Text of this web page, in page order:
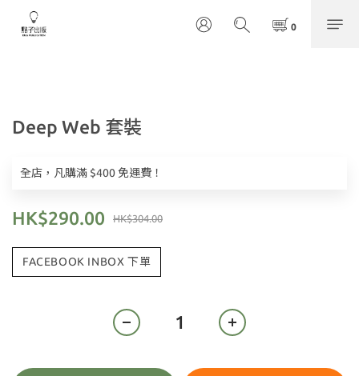
Deep Web 套裝
全店，凡購滿 $400 免運費！
HK$304.00
HK$290.00
FACEBOOK INBOX 下單